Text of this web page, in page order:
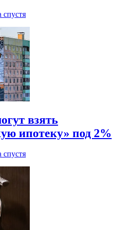
спустя
взять
ипотеку» под 2%
спустя